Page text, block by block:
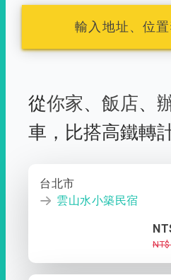
輸入地址、位
從你家、 飯店、
車， 比搭高鐵轉
台北市
雲山水小築民宿